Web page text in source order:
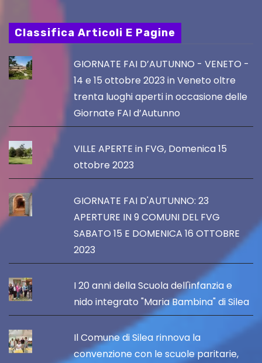
Classifica Articoli E Pagine
GIORNATE FAI D’AUTUNNO - VENETO -
14 e 15 ottobre 2023 in Veneto oltre
trenta luoghi aperti in occasione delle
Giornate FAI d’Autunno
VILLE APERTE in FVG, Domenica 15
ottobre 2023
GIORNATE FAI D'AUTUNNO: 23
APERTURE IN 9 COMUNI DEL FVG
SABATO 15 E DOMENICA 16 OTTOBRE
2023
I 20 anni della Scuola dell'infanzia e
nido integrato "Maria Bambina" di Silea
Il Comune di Silea rinnova la
convenzione con le scuole paritarie,